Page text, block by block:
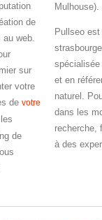
de
au web.
sur
votre
de votre
de
Mulhouse).
Pullseo
et en
naturel.
dans les
recherche,
à des